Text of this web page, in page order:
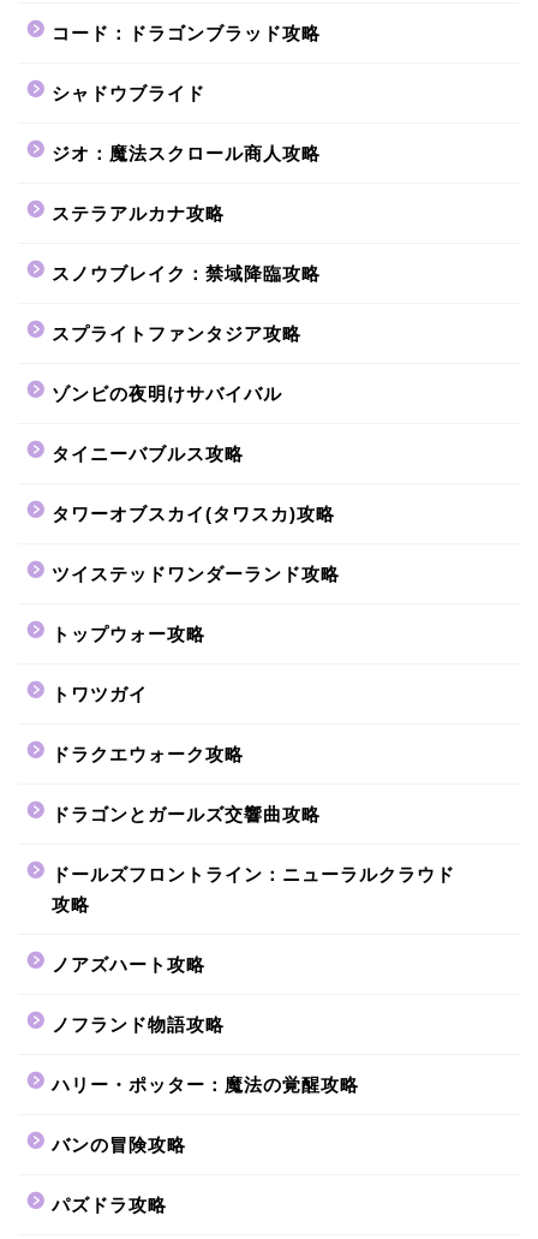
コード：ドラゴンブラッド攻略
シャドウブライド
ジオ：魔法スクロール商人攻略
ステラアルカナ攻略
スノウブレイク：禁域降臨攻略
スプライトファンタジア攻略
ゾンビの夜明けサバイバル
タイニーバブルス攻略
タワーオブスカイ(タワスカ)攻略
ツイステッドワンダーランド攻略
トップウォー攻略
トワツガイ
ドラクエウォーク攻略
ドラゴンとガールズ交響曲攻略
ドールズフロントライン：ニューラルクラウド
攻略
ノアズハート攻略
ノフランド物語攻略
ハリー・ポッター：魔法の覚醒攻略
バンの冒険攻略
パズドラ攻略